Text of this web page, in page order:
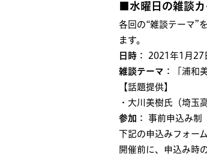
■水曜日の雑談
各回の“雑談テーマ”
ます。
日時 ： 2021年1月
雑談テーマ ：「浦和
【話題提供】
・大川美樹氏（埼玉
参加 ： 事前申込み制
下記の申込みフォー
開催前に、申込み時